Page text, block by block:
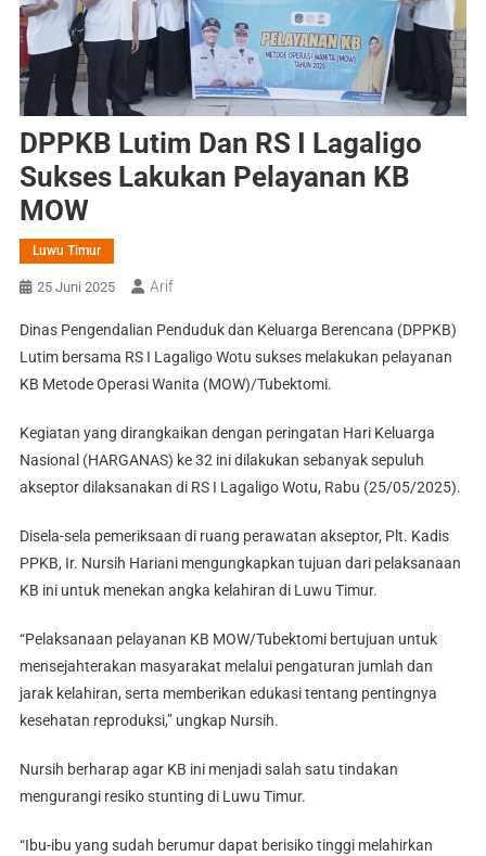
DPPKB Lutim Dan RS I Lagaligo
Sukses Lakukan Pelayanan KB
MOW
Luwu Timur
25 Juni 2025 Arif
Dinas Pengendalian Penduduk dan Keluarga Berencana (DPPKB)
Lutim bersama RS I Lagaligo Wotu sukses melakukan pelayanan
KB Metode Operasi Wanita (MOW)/Tubektomi.
Kegiatan yang dirangkaikan dengan peringatan Hari Keluarga
Nasional (HARGANAS) ke 32 ini dilakukan sebanyak sepuluh
akseptor dilaksanakan di RS I Lagaligo Wotu, Rabu (25/05/2025).
Disela-sela pemeriksaan di ruang perawatan akseptor, Plt. Kadis
PPKB, Ir. Nursih Hariani mengungkapkan tujuan dari pelaksanaan
KB ini untuk menekan angka kelahiran di Luwu Timur.
“Pelaksanaan pelayanan KB MOW/Tubektomi bertujuan untuk
mensejahterakan masyarakat melalui pengaturan jumlah dan
jarak kelahiran, serta memberikan edukasi tentang pentingnya
kesehatan reproduksi,” ungkap Nursih.
Nursih berharap agar KB ini menjadi salah satu tindakan
mengurangi resiko stunting di Luwu Timur.
“Ibu-ibu yang sudah berumur dapat berisiko tinggi melahirkan